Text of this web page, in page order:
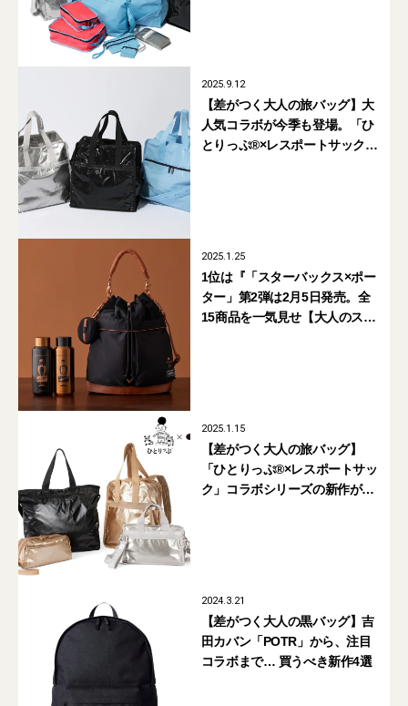
2025.9.12
【差がつく大人の旅バッグ】大
人気コラボが今季も登場。「ひ
とりっぷ®×レスポートサック」
2025.1.25
1位は『「スターバックス×ポー
ター」第2弾は2月5日発売。全
15商品を一気見せ【大人のスタ
2025.1.15
【差がつく大人の旅バッグ】
「ひとりっぷ®×レスポートサッ
ク」コラボシリーズの新作が買
2024.3.21
【差がつく大人の黒バッグ】吉
田カバン「POTR」から、注目
コラボまで… 買うべき新作4選